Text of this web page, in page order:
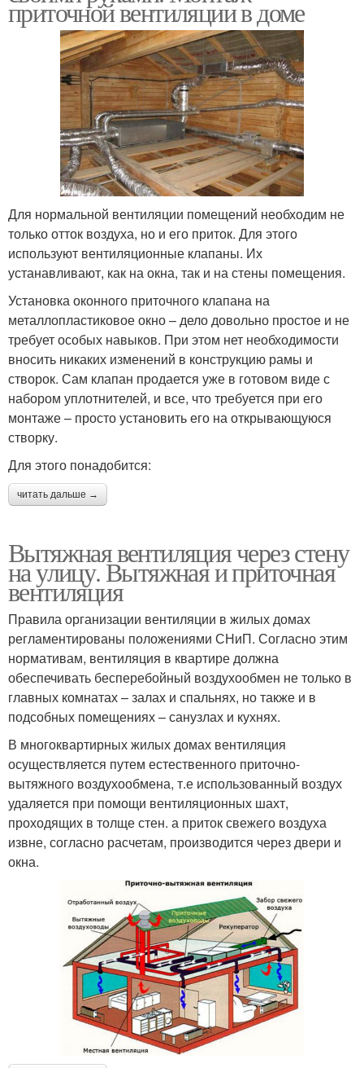
приточной вентиляции в доме
Для нормальной вентиляции помещений необходим не
только отток воздуха, но и его приток. Для этого
используют вентиляционные клапаны. Их
устанавливают, как на окна, так и на стены помещения.
Установка оконного приточного клапана на
металлопластиковое окно – дело довольно простое и не
требует особых навыков. При этом нет необходимости
вносить никаких изменений в конструкцию рамы и
створок. Сам клапан продается уже в готовом виде с
набором уплотнителей, и все, что требуется при его
монтаже – просто установить его на открывающуюся
створку.
Для этого понадобится:
читать дальше →
Вытяжная вентиляция через стену
на улицу. Вытяжная и приточная
вентиляция
Правила организации вентиляции в жилых домах
регламентированы положениями СНиП. Согласно этим
нормативам, вентиляция в квартире должна
обеспечивать бесперебойный воздухообмен не только в
главных комнатах – залах и спальнях, но также и в
подсобных помещениях – санузлах и кухнях.
В многоквартирных жилых домах вентиляция
осуществляется путем естественного приточно-
вытяжного воздухообмена, т.е использованный воздух
удаляется при помощи вентиляционных шахт,
проходящих в толще стен. а приток свежего воздуха
извне, согласно расчетам, производится через двери и
окна.